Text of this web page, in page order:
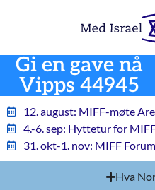
Gi en gave nå
Vipps 44945
12. august: MIFF-møte
4.-6. sep: Hyttetur for
31. okt-1. nov: MIFF Forum
Hva